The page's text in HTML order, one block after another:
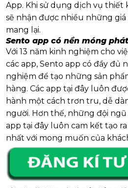
App. Khi sử dụng dịch vụ thiết
sẽ nhận được nhiều những
mang lại.
Sento app có nền móng
Với 13 năm kinh nghiệm cho
các app, Sento app có đầy đủ
nghiệm để tạo những sản
hàng. Các app tại đây luôn
hành một cách trơn tru, dễ
người. Hơn thế, những đội
app tại đây luôn cam kết tạo
nhất với mong muốn của